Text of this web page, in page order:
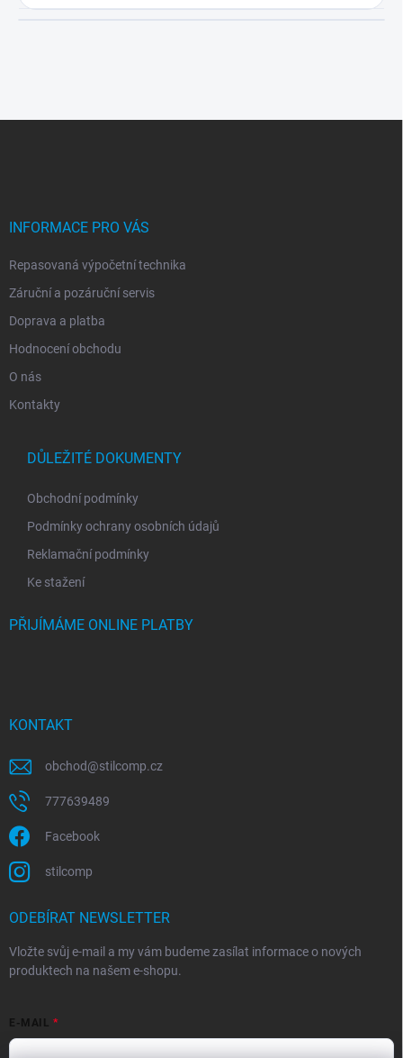
INFORMACE PRO VÁS
Repasovaná výpočetní technika
Záruční a pozáruční servis
Doprava a platba
Hodnocení obchodu
O nás
Kontakty
DŮLEŽITÉ DOKUMENTY
Obchodní podmínky
Podmínky ochrany osobních údajů
Reklamační podmínky
Ke stažení
PŘIJÍMÁME ONLINE PLATBY
KONTAKT
obchod@stilcomp.cz
777639489
Facebook
stilcomp
ODEBÍRAT NEWSLETTER
Vložte svůj e-mail a my vám budeme zasílat informace o nových
produktech na našem e-shopu.
E-MAIL